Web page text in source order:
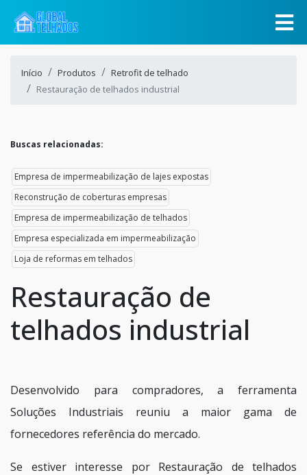
Início Produtos
Retrofit de telhado
Restauração de telhados industrial
Buscas relacionadas:
Empresa de impermeabilização de lajes expostas
Reconstrução de coberturas empresas
Empresa de impermeabilização de telhados
Empresa especializada em impermeabilização
Loja de reformas em telhados
Restauração de
telhados industrial
Desenvolvido para compradores, a ferramenta
Soluções Industriais reuniu a maior gama de
fornecedores referência do mercado.
Se estiver interesse por Restauração de telhados